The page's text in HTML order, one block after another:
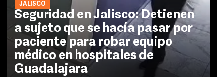
JALISCO
Seguridad en Jalisco: Detienen
a sujeto que se hacía pasar por
paciente para robar equipo
médico en hospitales de
Guadalajara